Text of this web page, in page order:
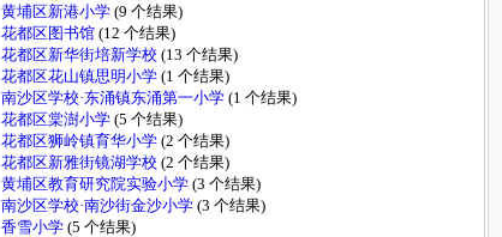
黄埔区新港小学(9 个结果)
花都区图书馆(12 个结果)
花都区新华街培新学校(13 个结果)
花都区花山镇思明小学(1 个结果)
南沙区学校·东涌镇东涌第一小学(1 个结果)
花都区棠澍小学(5 个结果)
花都区狮岭镇育华小学(2 个结果)
花都区新雅街镜湖学校(2 个结果)
黄埔区教育研究院实验小学(3 个结果)
南沙区学校·南沙街金沙小学(3 个结果)
香雪小学(5 个结果)